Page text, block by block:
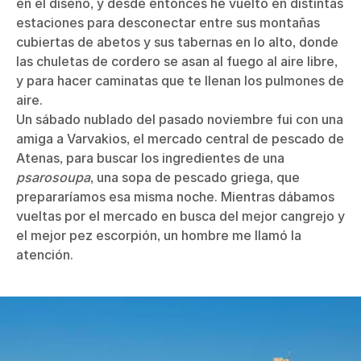
en el diseño, y desde entonces he vuelto en distintas
estaciones para desconectar entre sus montañas
cubiertas de abetos y sus tabernas en lo alto, donde
las chuletas de cordero se asan al fuego al aire libre,
y para hacer caminatas que te llenan los pulmones de
aire.
Un sábado nublado del pasado noviembre fui con una
amiga a Varvakios, el mercado central de pescado de
Atenas, para buscar los ingredientes de una
psarosoupa, una sopa de pescado griega, que
prepararíamos esa misma noche. Mientras dábamos
vueltas por el mercado en busca del mejor cangrejo y
el mejor pez escorpión, un hombre me llamó la
atención.